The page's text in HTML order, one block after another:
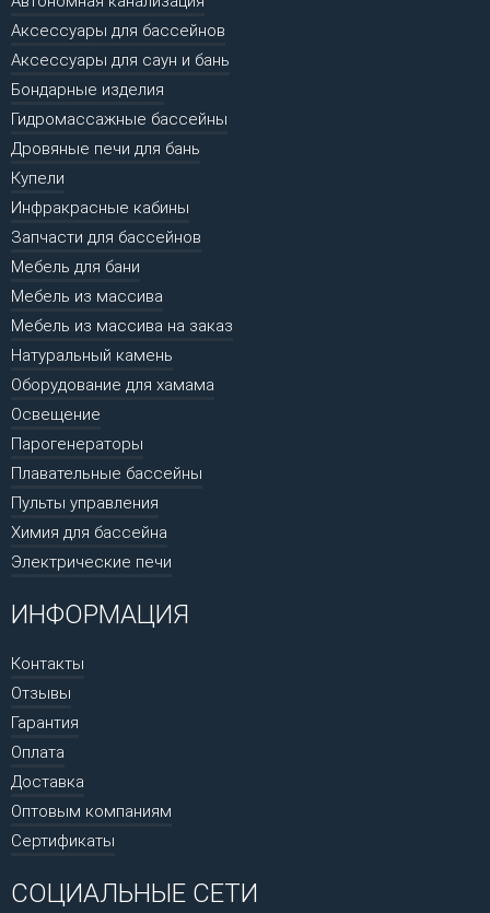
Аксессуары для бассейнов
Аксессуары для саун и бань
Бондарные изделия
Гидромассажные бассейны
Дровяные печи для бань
Купели
Инфракрасные кабины
Запчасти для бассейнов
Мебель для бани
Мебель из массива
Мебель из массива на заказ
Натуральный камень
Оборудование для хамама
Освещение
Парогенераторы
Плавательные бассейны
Пульты управления
Химия для бассейна
Электрические печи
ИНФОРМАЦИЯ
Контакты
Отзывы
Гарантия
Оплата
Доставка
Оптовым компаниям
Сертификаты
СОЦИАЛЬНЫЕ СЕТИ